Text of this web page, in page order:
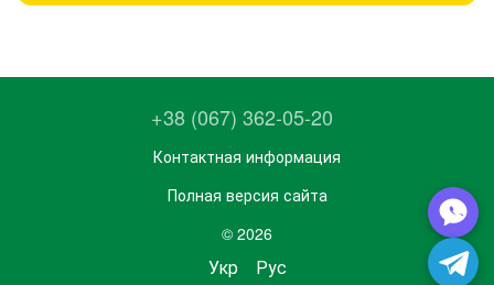
+38 (067) 362-05-20
Контактная информация
Полная версия сайта
© 2026
Укр Рус